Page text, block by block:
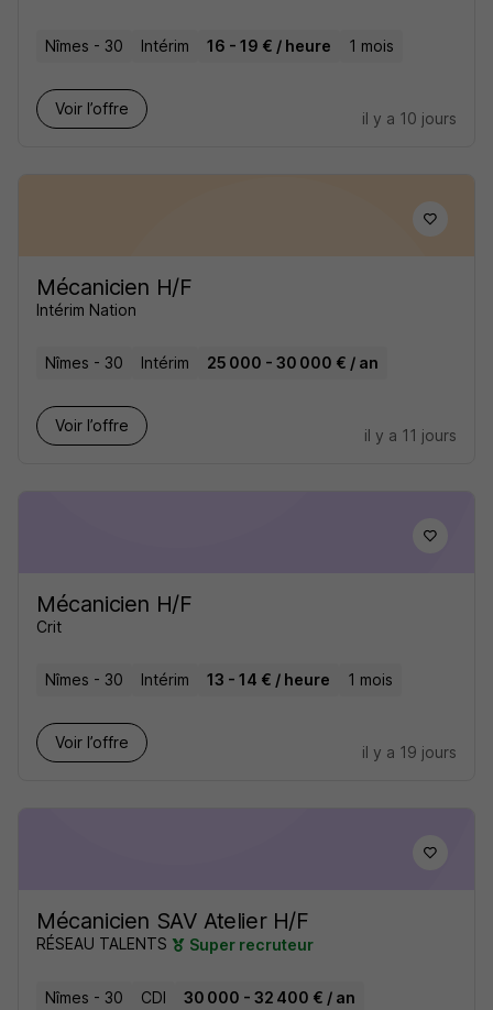
Nîmes - 30 Intérim 16 - 19 € / heure 1 mois
Voir l’offre
il y a 10 jours
Mécanicien H/F
Intérim Nation
Nîmes - 30 Intérim 25 000 - 30 000 € / an
Voir l’offre
il y a 11 jours
Mécanicien H/F
Crit
Nîmes - 30 Intérim 13 - 14 € / heure 1 mois
Voir l’offre
il y a 19 jours
Mécanicien SAV Atelier H/F
RÉSEAU TALENTS Super recruteur
Nîmes - 30 CDI 30 000 - 32 400 € / an